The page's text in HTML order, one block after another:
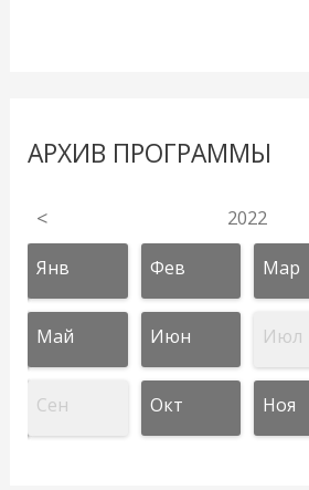
АРХИВ ПРОГРАММЫ
< 2022
Янв Фев Мар
Май Июн Июл
Сен Окт Ноя